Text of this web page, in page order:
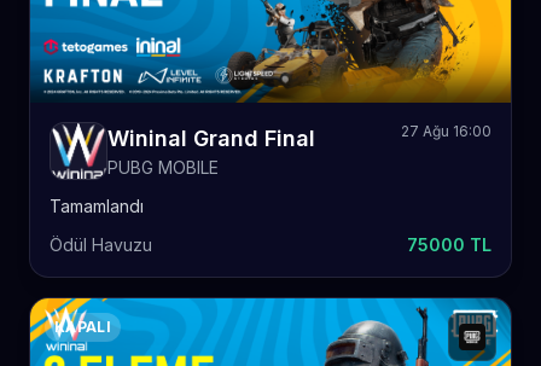
Wininal Grand Final
PUBG MOBILE
27 Ağu 16:00
Tamamlandı
Ödül Havuzu
75000 TL
KAPALI